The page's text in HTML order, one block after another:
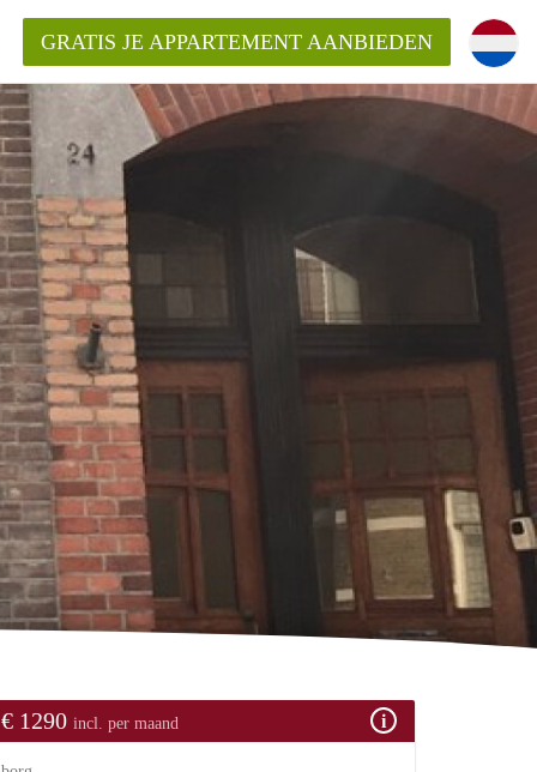
in Den Bosch?
GRATIS JE APPARTEMENT AANBIEDEN
€ 1290 incl. per maand